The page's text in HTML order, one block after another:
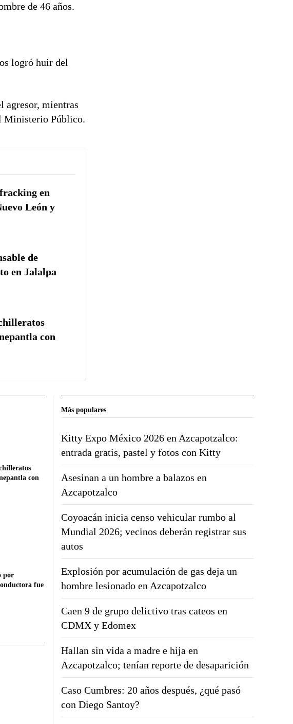
de 46 años.
logró huir del
agresor, mientras
Ministerio Público.
en
León y
de
en Jalalpa
con
con
por
fue
Más populares
Kitty Expo México 2026 en Azcapotzalco:
entrada gratis, pastel y fotos con Kitty
Asesinan a un hombre a balazos en
Azcapotzalco
Coyoacán inicia censo vehicular rumbo al
Mundial 2026; vecinos deberán registrar sus
autos
Explosión por acumulación de gas deja un
hombre lesionado en Azcapotzalco
Caen 9 de grupo delictivo tras cateos en
CDMX y Edomex
Hallan sin vida a madre e hija en
Azcapotzalco; tenían reporte de desaparición
Caso Cumbres: 20 años después, ¿qué pasó
con Diego Santoy?